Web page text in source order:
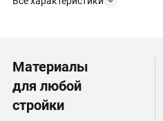
Материалы
для любой
стройки